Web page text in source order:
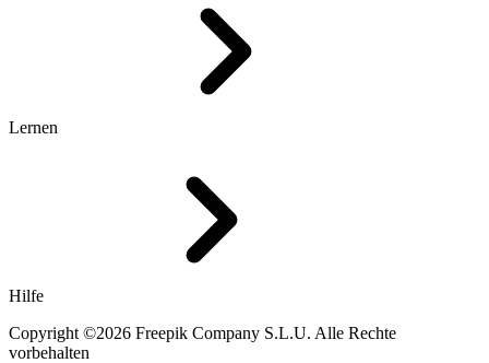
Lernen
Hilfe
Copyright ©2026 Freepik Company S.L.U. Alle Rechte
vorbehalten